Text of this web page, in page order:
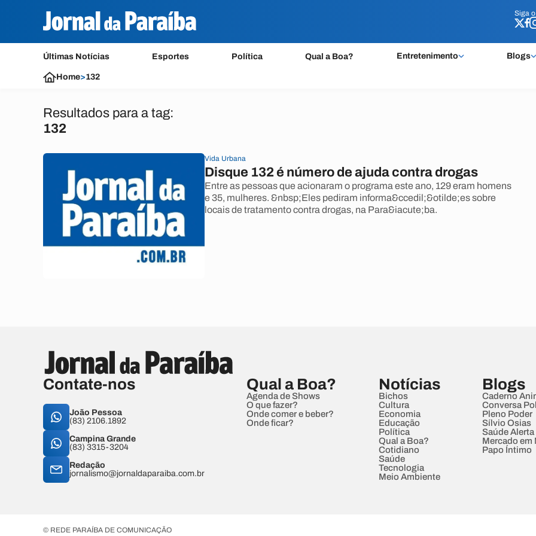
Siga o
Últimas Notícias Esportes Política Qual a Boa? Entretenimento Blogs
Siga o
Home>132
Resultados para a tag:
132
Vida Urbana
Disque 132 é número de ajuda contra drogas
Entre as pessoas que acionaram o programa este ano, 129 eram homens
e 35, mulheres. &nbsp;Eles pediram informa&ccedil;&otilde;es sobre
locais de tratamento contra drogas, na Para&iacute;ba.
Contate-nos
João Pessoa
(83) 2106.1892
Campina Grande
(83) 3315-3204
Redação
jornalismo@jornaldaparaiba.com.br
Qual a Boa?
Agenda de Shows
O que fazer?
Onde comer e beber?
Onde ficar?
Notícias
Bichos
Cultura
Economia
Educação
Política
Qual a Boa?
Cotidiano
Saúde
Tecnologia
Meio Ambiente
Blogs
Caderno
Conversa
Pleno Poder
Sílvio Osias
Saúde Alerta
Mercado em
Papo Íntimo
© REDE PARAÍBA DE COMUNICAÇÃO